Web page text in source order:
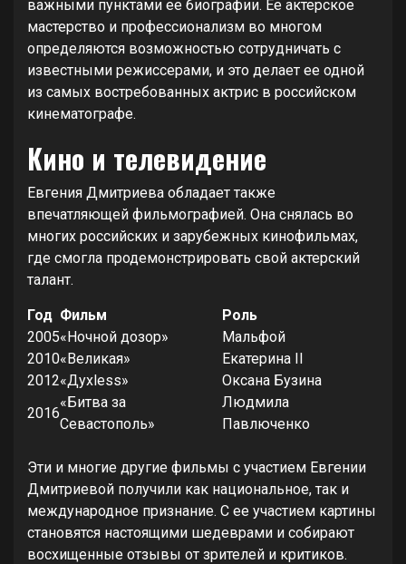
важными пунктами ее биографии. Ее актерское
мастерство и профессионализм во многом
определяются возможностью сотрудничать с
известными режиссерами, и это делает ее одной
из самых востребованных актрис в российском
кинематографе.
Кино и телевидение
Евгения Дмитриева обладает также
впечатляющей фильмографией. Она снялась во
многих российских и зарубежных кинофильмах,
где смогла продемонстрировать свой актерский
талант.
Год Фильм
Роль
2005«Ночной дозор»
Мальфой
2010«Великая»
Екатерина II
2012«Духless»
Оксана Бузина
2016
«Битва за
Севастополь»
Людмила
Павлюченко
Эти и многие другие фильмы с участием Евгении
Дмитриевой получили как национальное, так и
международное признание. С ее участием картины
становятся настоящими шедеврами и собирают
восхищенные отзывы от зрителей и критиков.